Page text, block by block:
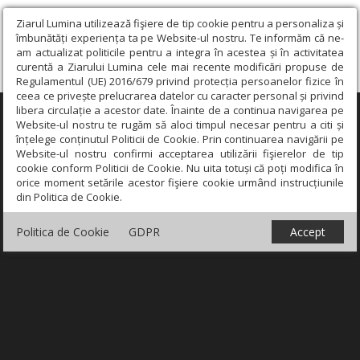
Ziarul Lumina utilizează fişiere de tip cookie pentru a personaliza și
îmbunătăți experiența ta pe Website-ul nostru. Te informăm că ne-
am actualizat politicile pentru a integra în acestea și în activitatea
curentă a Ziarului Lumina cele mai recente modificări propuse de
Regulamentul (UE) 2016/679 privind protecția persoanelor fizice în
ceea ce privește prelucrarea datelor cu caracter personal și privind
libera circulație a acestor date. Înainte de a continua navigarea pe
Website-ul nostru te rugăm să aloci timpul necesar pentru a citi și
înțelege conținutul Politicii de Cookie. Prin continuarea navigării pe
Website-ul nostru confirmi acceptarea utilizării fişierelor de tip
cookie conform Politicii de Cookie. Nu uita totuși că poți modifica în
orice moment setările acestor fişiere cookie urmând instrucțiunile
din Politica de Cookie.
Politica de Cookie GDPR Accept
×